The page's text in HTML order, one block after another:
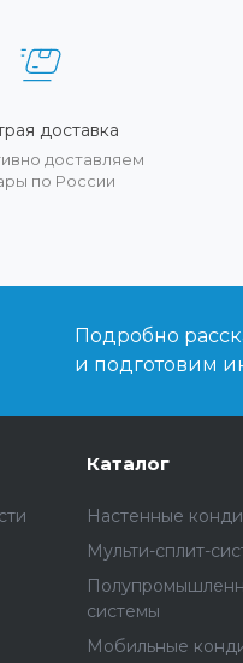
доставка
доставляем
по России
Подробно
и подготовим
Каталог
Настенные
Мульти-сплит-
системы
Мобильные